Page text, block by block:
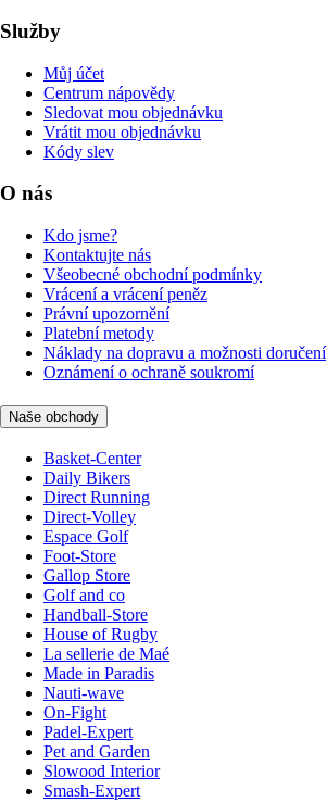
Služby
Můj účet
Centrum nápovědy
Sledovat mou objednávku
Vrátit mou objednávku
Kódy slev
O nás
Kdo jsme?
Kontaktujte nás
Všeobecné obchodní podmínky
Vrácení a vrácení peněz
Právní upozornění
Platební metody
Náklady na dopravu a možnosti doručení
Oznámení o ochraně soukromí
Naše obchody
Basket-Center
Daily Bikers
Direct Running
Direct-Volley
Espace Golf
Foot-Store
Gallop Store
Golf and co
Handball-Store
House of Rugby
La sellerie de Maé
Made in Paradis
Nauti-wave
On-Fight
Padel-Expert
Pet and Garden
Slowood Interior
Smash-Expert